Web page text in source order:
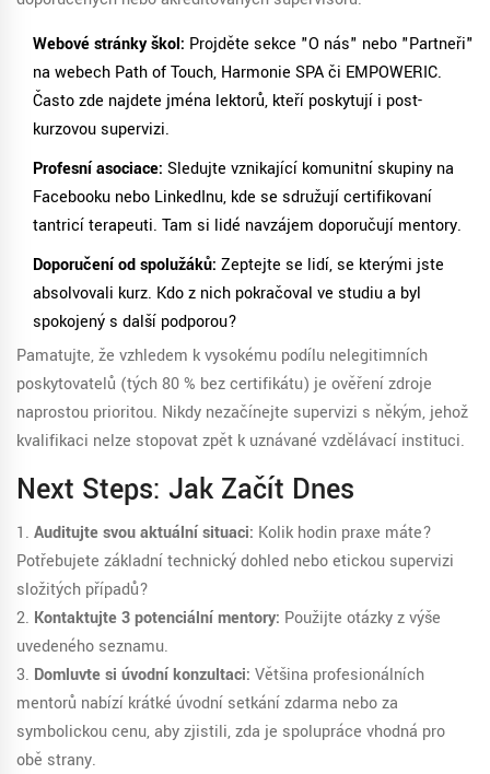
Webové stránky škol: Projděte sekce "O nás" nebo "Partneři"
na webech Path of Touch, Harmonie SPA či EMPOWERIC.
Často zde najdete jména lektorů, kteří poskytují i post-
kurzovou supervizi.
Profesní asociace: Sledujte vznikající komunitní skupiny na
Facebooku nebo LinkedInu, kde se sdružují certifikovaní
tantricí terapeuti. Tam si lidé navzájem doporučují mentory.
Doporučení od spolužáků: Zeptejte se lidí, se kterými jste
absolvovali kurz. Kdo z nich pokračoval ve studiu a byl
spokojený s další podporou?
Pamatujte, že vzhledem k vysokému podílu nelegitimních
poskytovatelů (tých 80 % bez certifikátu) je ověření zdroje
naprostou prioritou. Nikdy nezačínejte supervizi s někým, jehož
kvalifikaci nelze stopovat zpět k uznávané vzdělávací instituci.
Next Steps: Jak Začít Dnes
1. Auditujte svou aktuální situaci: Kolik hodin praxe máte?
Potřebujete základní technický dohled nebo etickou supervizi
složitých případů?
2. Kontaktujte 3 potenciální mentory: Použijte otázky z výše
uvedeného seznamu.
3. Domluvte si úvodní konzultaci: Většina profesionálních
mentorů nabízí krátké úvodní setkání zdarma nebo za
symbolickou cenu, aby zjistili, zda je spolupráce vhodná pro
obě strany.